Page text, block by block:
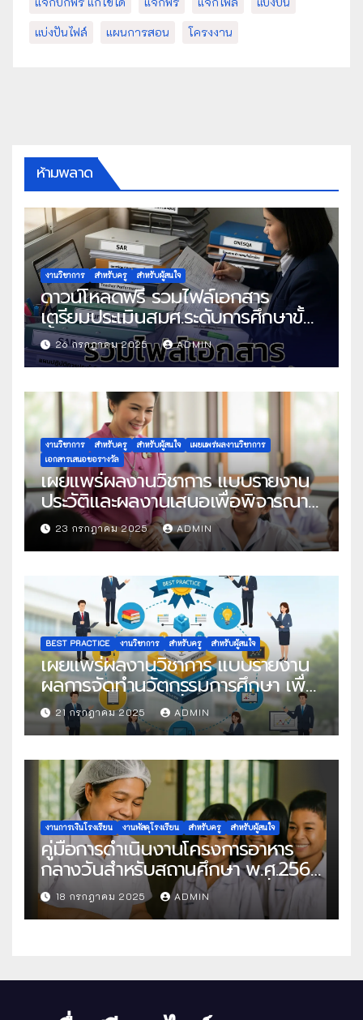
แบ่งปันไฟล์
แผนการสอน โครงงาน
ห้ามพลาด
งานวิชาการ สำหรับครู สำหรับผู้สนใจ
ดาวน์โหลดฟรี รวมไฟล์เอกสาร
เตรียมประเมินสมศ.ระดับการศึกษาขั้น
พื้นฐาน
26 กรกฎาคม 2025 ADMIN
งานวิชาการ สำหรับครู สำหรับผู้สนใจ
เผยแพร่ผลงานวิชาการ
เอกสารเสนอขอรางวัล
เผยแพร่ผลงานวิชาการ แบบรายงาน
ประวัติและผลงานเสนอเพื่อพิจารณา
ในโครงการครูดีในดวงใจ ประจำปี
2568 ครั้งที่ 22
23 กรกฎาคม 2025 ADMIN
BEST PRACTICE งานวิชาการ สำหรับครู สำหรับผู้สนใจ
เผยแพร่ผลงานวิชาการ แบบรายงาน
ผลการจัดทำนวัตกรรมการศึกษา เพื่อ
คัดเลือกวิธีปฏิบัติที่เป็นเลิศ
21 กรกฎาคม 2025 ADMIN
งานการเงินโรงเรียน งานพัสดุโรงเรียน สำหรับครู สำหรับผู้สนใจ
คู่มือการดำเนินงานโครงการอาหาร
กลางวันสำหรับสถานศึกษา พ.ศ.2568
แนวทางครบถ้วนสู่การจัดการที่มี
ประสิทธิภาพ
18 กรกฎาคม 2025 ADMIN